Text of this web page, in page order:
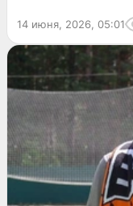
14 июня, 2026, 05:01